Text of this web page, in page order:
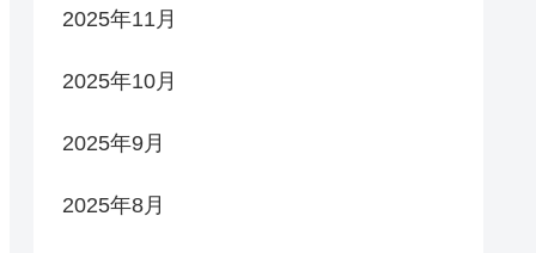
2025年11月
2025年10月
2025年9月
2025年8月